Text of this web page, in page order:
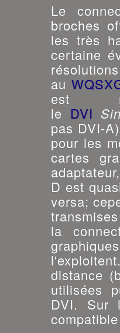
Le
broches
les très
certaine
au
est
le DVI
pas DVI-
pour les
cartes
D est
versa;
la
distance
utilisées
DVI. Sur